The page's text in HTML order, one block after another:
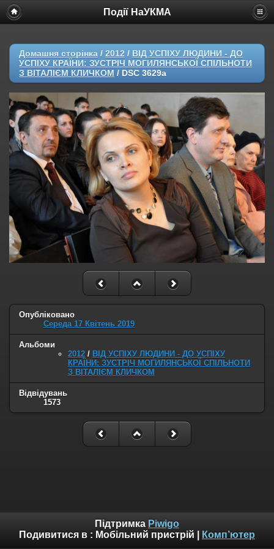
Події НаУКМА
Домашня сторінка / 2012 / ВІД УСПІХУ ЛЮДИНИ - ДО
УСПІХУ КРАЇНИ: ЗУСТРІЧ МОГИЛЯНСЬКОЇ СПІЛЬНОТИ
З ВІТАЛІЄМ КЛИЧКОМ / DSC 3629a
Опубліковано
Середа 17 Квітень 2019
Альбоми
2012 / ВІД УСПІХУ ЛЮДИНИ - ДО УСПІХУ
КРАЇНИ: ЗУСТРІЧ МОГИЛЯНСЬКОЇ СПІЛЬНОТИ
З ВІТАЛІЄМ КЛИЧКОМ
Відвідувань
1573
Підтримка Piwigo
Подивитися в : Мобільний пристрій Комп’ютер